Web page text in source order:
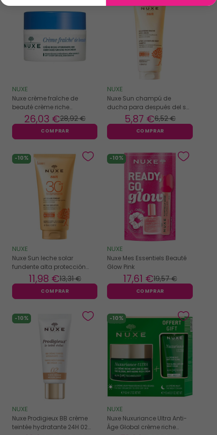
NUXE
Nuxe crème fraîche de
beauté crème riche
hydratante 48h 50ml
28,92 €
26,03 €
COMPRAR
NUXE
Nuxe Sun champú de
ducha para después del sol
200ml
6,52 €
5,87 €
COMPRAR
-10%
NUXE
Nuxe Sun leche solar
fundente alta protección
rostro y cuerpo SPF30 -
150ml
13,31 €
11,98 €
COMPRAR
-10%
NUXE
Nuxe Mes Essentiels Beauté
Glow Pink
19,57 €
17,61 €
COMPRAR
-10%
NUXE
Nuxe Prodigieux BB crème
teintée hydratante 24H 02
-10%
NUXE
Nuxe Nuxuriance Ultra Anti-
Âge Global crème riche